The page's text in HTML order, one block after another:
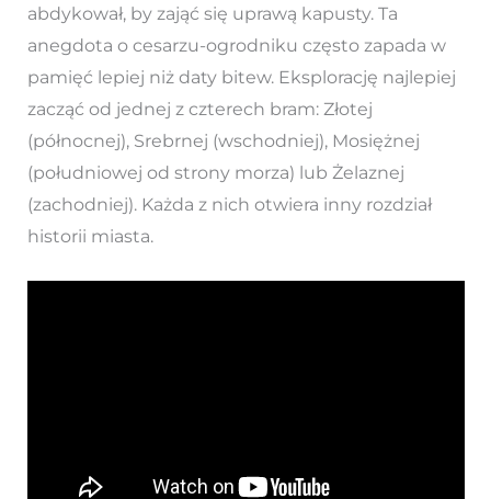
abdykował, by zająć się uprawą kapusty. Ta
anegdota o cesarzu-ogrodniku często zapada w
pamięć lepiej niż daty bitew. Eksplorację najlepiej
zacząć od jednej z czterech bram: Złotej
(północnej), Srebrnej (wschodniej), Mosiężnej
(południowej od strony morza) lub Żelaznej
(zachodniej). Każda z nich otwiera inny rozdział
historii miasta.